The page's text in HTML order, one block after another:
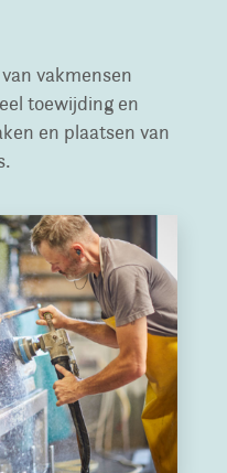
vakmensen
toewijding en
en plaatsen van